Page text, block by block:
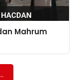
Mahrum